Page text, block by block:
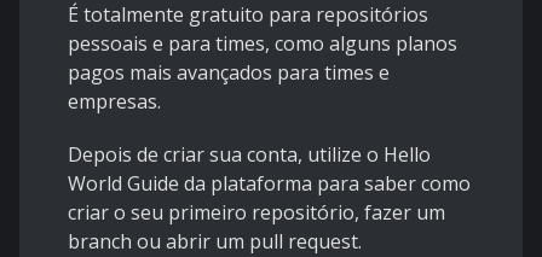
É totalmente gratuito para repositórios
pessoais e para times, como alguns planos
pagos mais avançados para times e
empresas.
Depois de criar sua conta, utilize o Hello
World Guide da plataforma para saber como
criar o seu primeiro repositório, fazer um
branch ou abrir um pull request.